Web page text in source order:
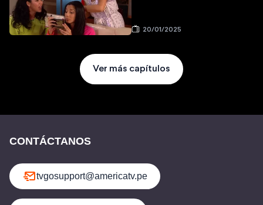
20/01/2025
Ver más capítulos
CONTÁCTANOS
tvgosupport@americatv.pe